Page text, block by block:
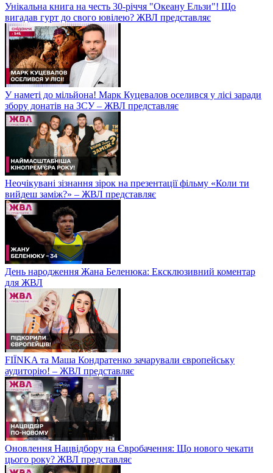
Унікальна книга на честь 30-річчя "Океану Ельзи"! Що
вигадав гурт до свого ювілею? ЖВЛ представляє
У наметі до мільйона! Марк Куцевалов оселився у лісі заради
збору донатів на ЗСУ – ЖВЛ представляє
Неочікувані зізнання зірок на презентації фільму «Коли ти
вийдеш заміж?» – ЖВЛ представляє
День народження Жана Беленюка: Ексклюзивний коментар
для ЖВЛ
FIЇNKA та Маша Кондратенко зачарували європейську
аудиторію! – ЖВЛ представляє
Оновлення Нацвідбору на Євробачення: Що нового чекати
цього року? ЖВЛ представляє